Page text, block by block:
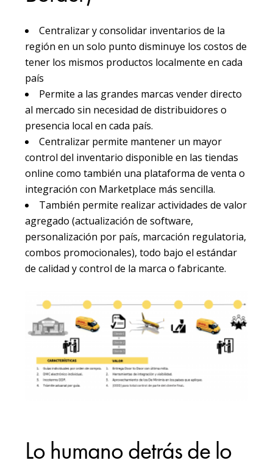
Centralizar y consolidar inventarios de la
región en un solo punto disminuye los costos de
tener los mismos productos localmente en cada
país
Permite a las grandes marcas vender directo
al mercado sin necesidad de distribuidores o
presencia local en cada país.
Centralizar permite mantener un mayor
control del inventario disponible en las tiendas
online como también una plataforma de venta o
integración con Marketplace más sencilla.
También permite realizar actividades de valor
agregado (actualización de software,
personalización por país, marcación regulatoria,
combos promocionales), todo bajo el estándar
de calidad y control de la marca o fabricante.
Lo humano detrás de lo